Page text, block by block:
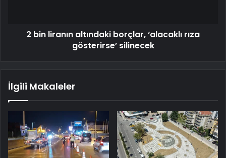
2 bin liranın altındaki borçlar, ‘alacaklı rıza
gösterirse’ silinecek
İlgili Makaleler